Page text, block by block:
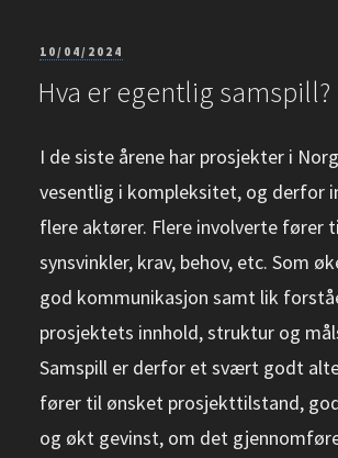
PUBLISERT
10/04/2024
Hva er egentlig samspill?
I de siste årene har prosjekter i
vesentlig i kompleksitet, og derfor
flere aktører. Flere involverte fører
synsvinkler, krav, behov, etc. Som
god kommunikasjon samt lik
prosjektets innhold, struktur og
Samspill er derfor et svært godt
fører til ønsket prosjekttilstand,
og økt gevinst, om det